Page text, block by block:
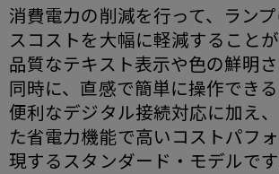
消費電力の削減を行って、ラン
スコストを大幅に軽減すること
品質なテキスト表示や色の鮮明
同時に、直感で簡単に操作できる
便利なデジタル接続対応に加え
た省電力機能で高いコストパフ
現するスタンダード・モデルです